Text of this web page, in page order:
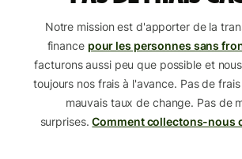
Notre mission est d'apporter de la
finance pour les personnes sans
facturons aussi peu que possible et
toujours nos frais à l'avance. Pas de
mauvais taux de change. Pas de
surprises. Comment collectons-nous